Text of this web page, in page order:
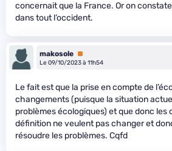
concernait que la France. Or on
dans tout l’occident.
makosole Premium
Le 09/10/2023 à 11h54
Le fait est que la prise en compte de
changements (puisque la situation
problèmes écologiques) et que donc les
définition ne veulent pas changer et
résoudre les problèmes. Cqfd